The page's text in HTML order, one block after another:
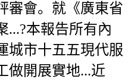
審會。就《廣東省
...?本報告所有內
城市十五五現代服
做開展實地...近